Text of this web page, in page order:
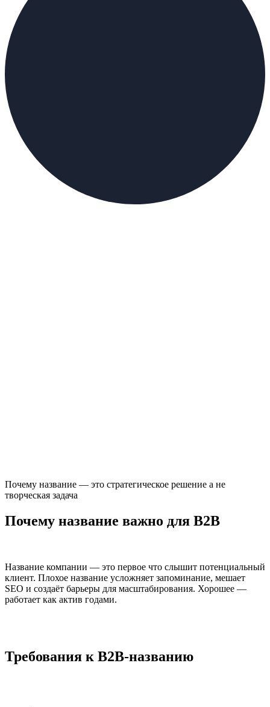
Почему название — это стратегическое решение а не
творческая задача
Почему название важно для B2B
Название компании — это первое что слышит потенциальный
клиент. Плохое название усложняет запоминание, мешает
SEO и создаёт барьеры для масштабирования. Хорошее —
работает как актив годами.
Требования к B2B-названию